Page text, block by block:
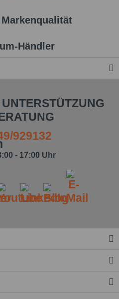
Händler
929132
- 17:00 Uhr